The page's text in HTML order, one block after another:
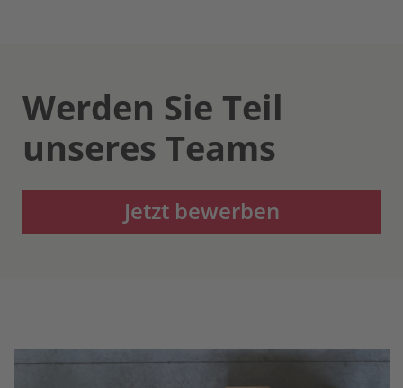
Werden Sie Teil
unseres Teams
Jetzt bewerben